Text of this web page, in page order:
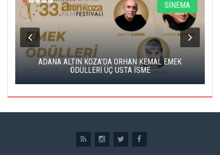
SİNEMA
ADANA ALTIN KOZA'DA ORHAN KEMAL EMEK
ÖDÜLLERİ ÜÇ USTA İSME